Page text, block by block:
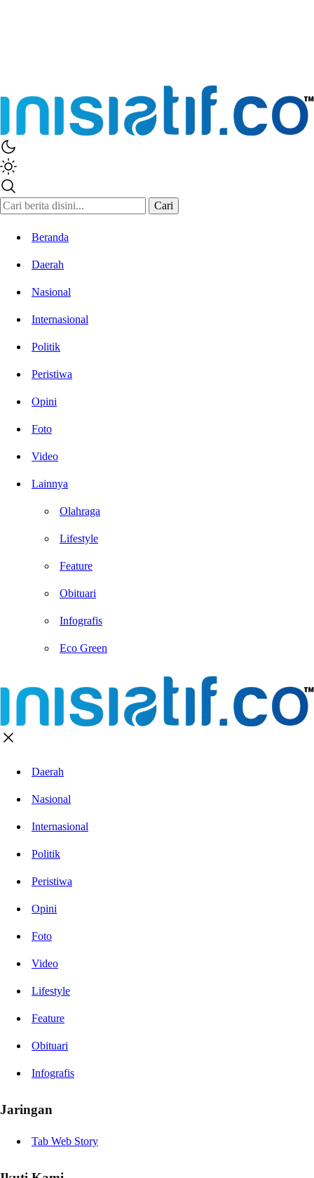
Inisiatif.co
Stay Connected Stay Informed
Cari
Beranda
Daerah
Nasional
Internasional
Politik
Peristiwa
Opini
Foto
Video
Lainnya
Olahraga
Lifestyle
Feature
Obituari
Infografis
Eco Green
Daerah
Nasional
Internasional
Politik
Peristiwa
Opini
Foto
Video
Lifestyle
Feature
Obituari
Infografis
Jaringan
Tab Web Story